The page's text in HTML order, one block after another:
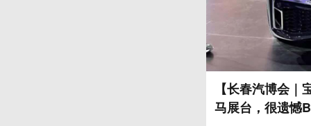
【长春汽博会
马展台，很遗憾